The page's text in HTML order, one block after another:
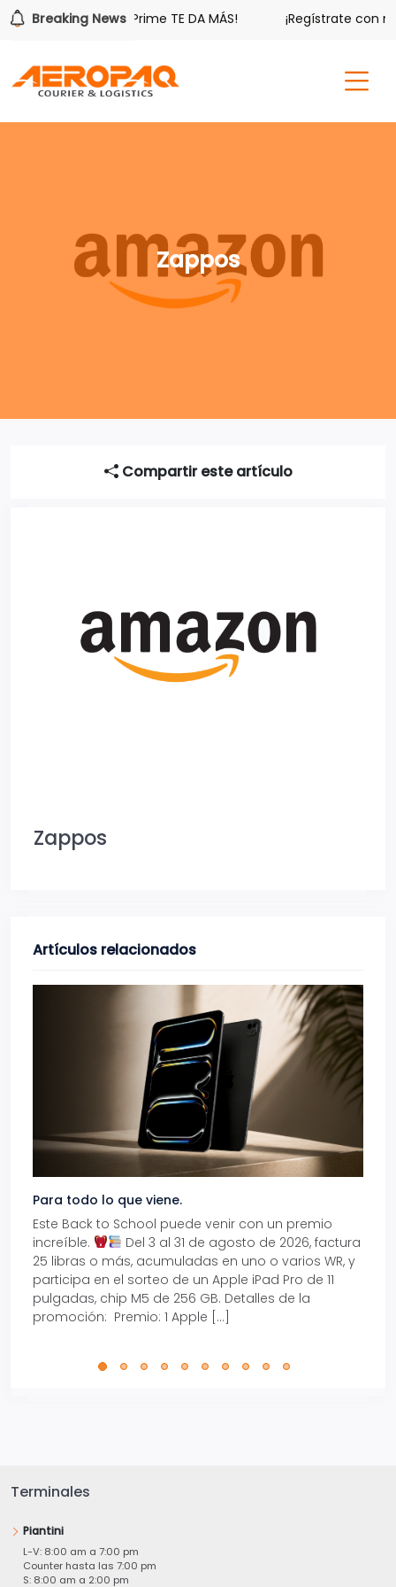
Breaking News
¡Aeropaq Prime TE DA MÁS! ¡Regístrate con
Zappos
Compartir este artículo
Zappos
Artículos relacionados
Para todo lo que viene.
Este Back to School puede venir con un premio
increíble.
Del 3 al 31 de agosto de 2026, factura
25 libras o más, acumuladas en uno o varios WR, y
participa en el sorteo de un Apple iPad Pro de 11
pulgadas, chip M5 de 256 GB. Detalles de la
promoción: Premio: 1 Apple […]
Terminales
Piantini
L-V: 8:00 am a 7:00 pm
Counter hasta las 7:00 pm
S: 8:00 am a 2:00 pm